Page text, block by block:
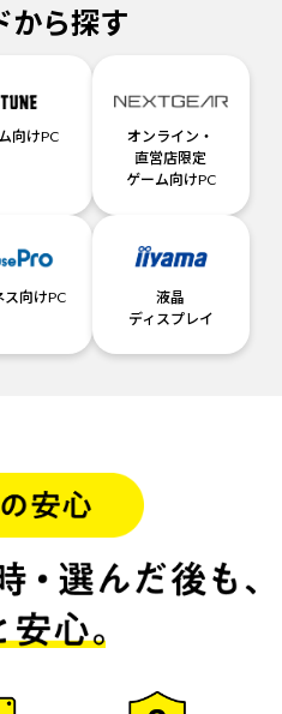
から探す
向けPC
オンライン・
直営店限定
ゲーム向けPC
ス向けPC
液晶
ディスプレイ